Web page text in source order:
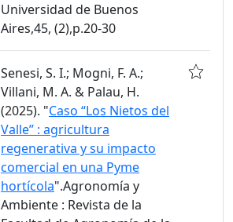
Universidad de Buenos
Aires,45, (2),p.20-30
Senesi, S. I.; Mogni, F. A.;
Villani, M. A. & Palau, H.
(2025). "Caso “Los Nietos del
Valle” : agricultura
regenerativa y su impacto
comercial en una Pyme
hortícola".Agronomía y
Ambiente : Revista de la